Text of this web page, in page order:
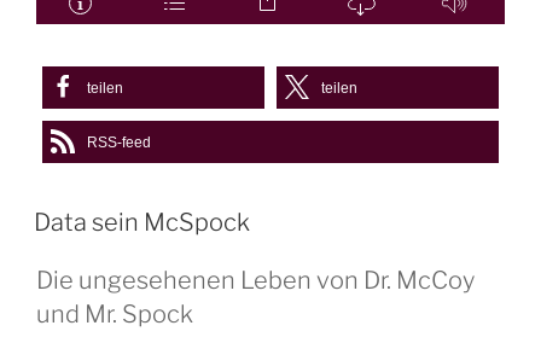
teilen teilen
RSS-feed
Data sein McSpock
Die ungesehenen Leben von Dr. McCoy
und Mr. Spock